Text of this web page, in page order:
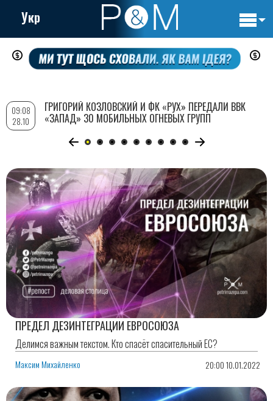
Перейти
содержанию
Укр
ПРЕДЕЛ ДЕЗИНТЕГРАЦИИ ЕВРОСОЮЗА
Делимся важным текстом. Кто спасёт спасительный ЕС?
Максим Михайленко 20:00 10.01.2022
09:08
28.10
ГРИГОРИЙ КОЗЛОВСКИЙ И ФК «РУХ» ПЕРЕДАЛИ ВВК
«ЗАПАД» 30 МОБИЛЬНЫХ ОГНЕВЫХ ГРУПП